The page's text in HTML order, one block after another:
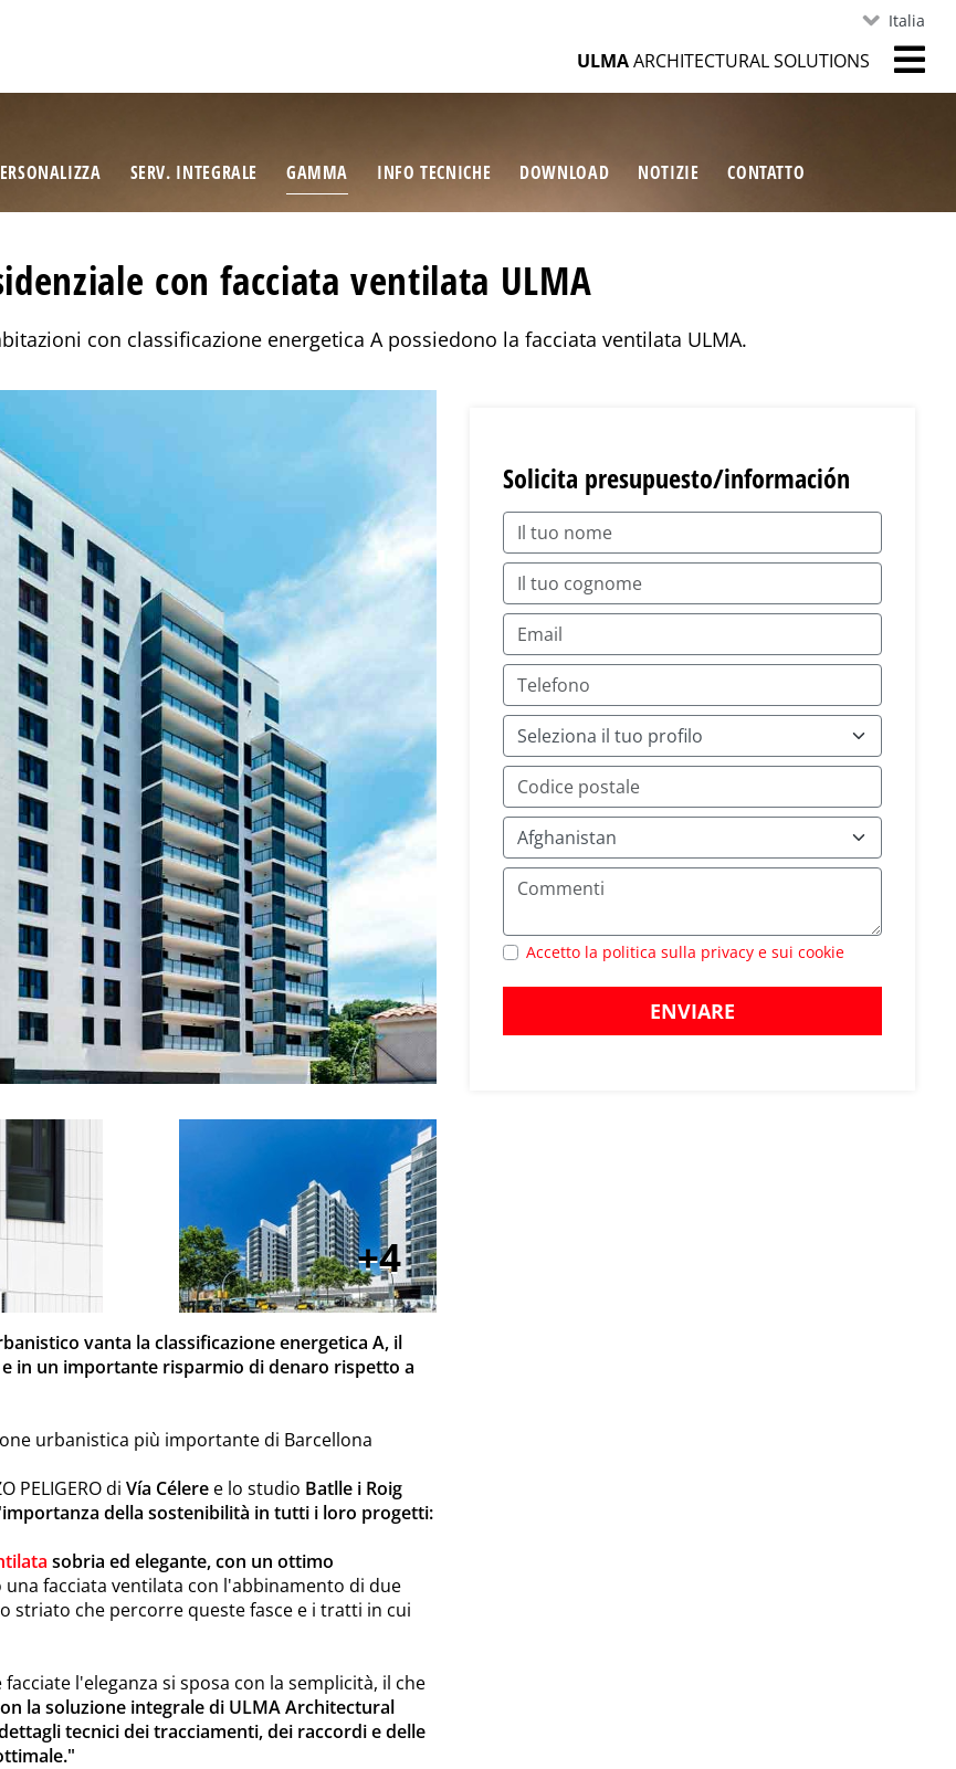
Italia
ULMAARCHITECTURAL SOLUTIONS
SERV. INTEGRALE GAMMA INFO TECNICHE DOWNLOAD NOTIZIE CONTATTO
con facciata ventilata ULMA
con classificazione energetica A possiedono la facciata ventilata ULMA.
4
vanta la classificazione energetica A, il
in un importante risparmio di denaro rispetto a
urbanistica più importante di Barcellona
PELIGERO di Vía Célere e lo studio Batlle i Roig
della sostenibilità in tutti i loro progetti:
sobria ed elegante, con un ottimo
una facciata ventilata con l'abbinamento di due
striato che percorre queste fasce e i tratti in cui
l'eleganza si sposa con la semplicità, il che
la soluzione integrale di ULMA Architectural
tecnici dei tracciamenti, dei raccordi e delle
Solicita presupuesto/información
Accetto la politica sulla privacy e sui cookie
ENVIARE